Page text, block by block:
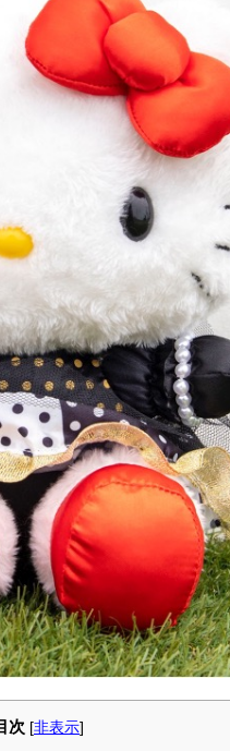
次 [非表示]